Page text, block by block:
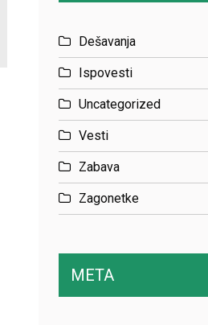
Dešavanja
Ispovesti
Uncategorized
Vesti
Zabava
Zagonetke
META